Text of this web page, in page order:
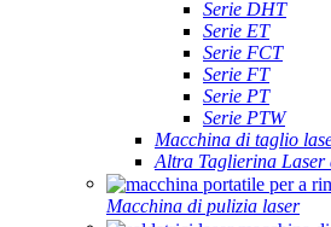
Serie DHT
Serie ET
Serie FCT
Serie FT
Serie PT
Serie PTW
Macchina di taglio
Altra Taglierina Laser
Macchina di pulizia laser